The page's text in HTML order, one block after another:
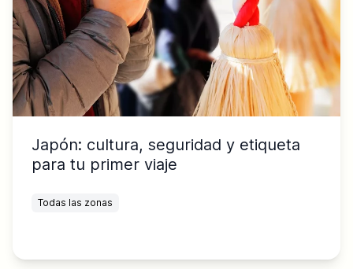
Japón: cultura, seguridad y etiqueta
para tu primer viaje
Todas las zonas